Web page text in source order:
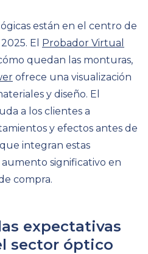
están en el centro de
El Probador Virtual
quedan las monturas,
ofrece una visualización
y diseño. El
a los clientes a
y efectos antes de
integran estas
significativo en
compra.
expectativas
sector óptico